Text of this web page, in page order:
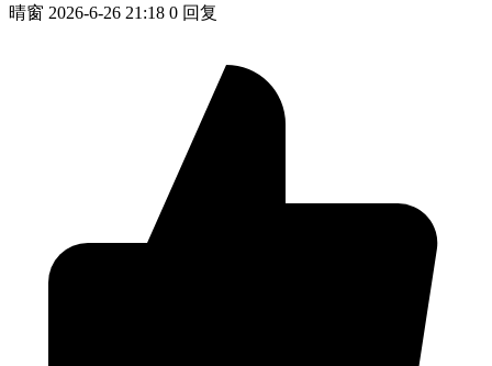
晴窗 2026-6-26 21:18 0 回复